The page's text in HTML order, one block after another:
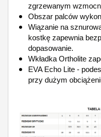
zgrzewanym
Obszar palców
Wiązanie na
kostkę zapewnia
dopasowanie.
Wkładka Ortholite
EVA Echo Lite -
przy dużym